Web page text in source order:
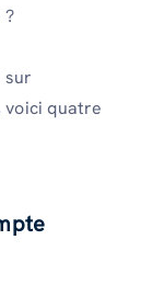
?
sur
quatre